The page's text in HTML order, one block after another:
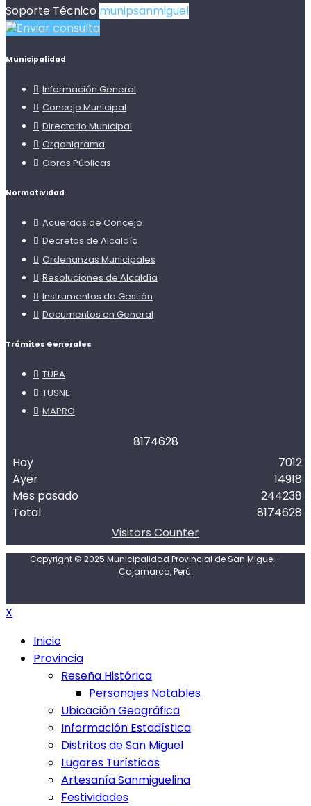
Soporte Técnico munipsanmiguel
Enviar consulta
Municipalidad
Información General
Concejo Municipal
Directorio Municipal
Organigrama
Obras Públicas
Normatividad
Acuerdos de Concejo
Decretos de Alcaldía
Ordenanzas Municipales
Resoluciones de Alcaldía
Instrumentos de Gestión
Documentos en General
Trámites Generales
TUPA
TUSNE
MAPRO
8174628
Hoy
Ayer
Mes pasado
Total
7012
14918
244238
8174628
Visitors Counter
Copyright © 2025 Municipalidad Provincial de San Miguel -
Cajamarca, Perú.
X
Inicio
Provincia
Reseña Histórica
Personajes Notables
Ubicación Geográfica
Información Estadística
Distritos de San Miguel
Lugares Turísticos
Artesanía Sanmiguelina
Festividades